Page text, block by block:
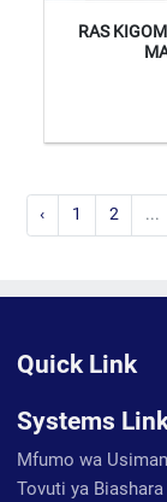
RAS
‹ 1 2 ...
Quick Link
Systems
Mfumo wa
Tovuti ya